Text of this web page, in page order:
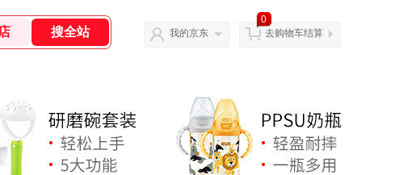
我的京东
0
去购物车结算